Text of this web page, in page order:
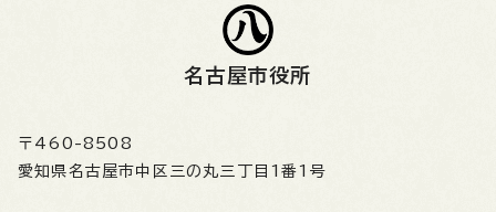
名古屋市役所
〒460-8508
愛知県名古屋市中区三の丸三丁目1番1号